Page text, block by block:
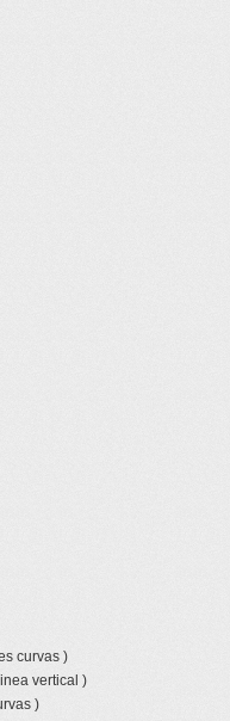
curvas )
vertical )
)